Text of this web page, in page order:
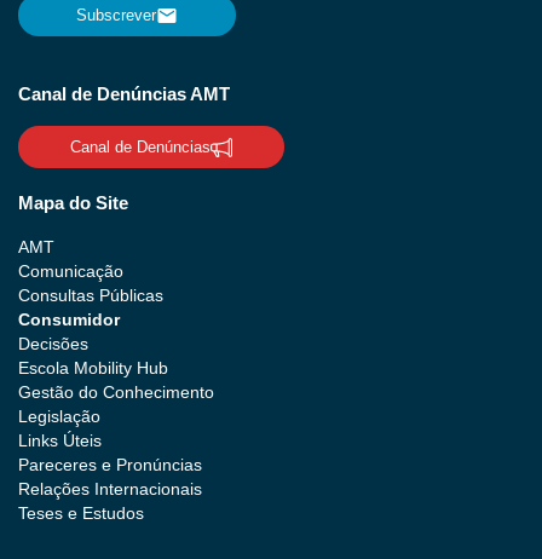
Subscrever
Canal de Denúncias AMT
Canal de Denúncias
Mapa do Site
AMT
Comunicação
Consultas Públicas
Consumidor
Decisões
Escola Mobility Hub
Gestão do Conhecimento
Legislação
Links Úteis
Pareceres e Pronúncias
Relações Internacionais
Teses e Estudos